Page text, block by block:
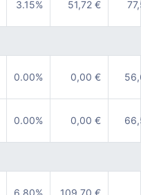
3.15% 51,72 €
0.00% 0,00 €
0.00% 0,00 €
6.80% 109,70 €